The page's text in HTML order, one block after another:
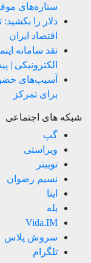
ستاره‌های
دلار را
اقتصاد ایران
نقد سامانه
الکترونیکی |
آسیب‌های
برای تمرکز
شبکه های اجتماعی
گپ
ویراستی
توییتر
نسیم رضوان
ایتا
بله
Vida.IM
سروش پلاس
تلگرام